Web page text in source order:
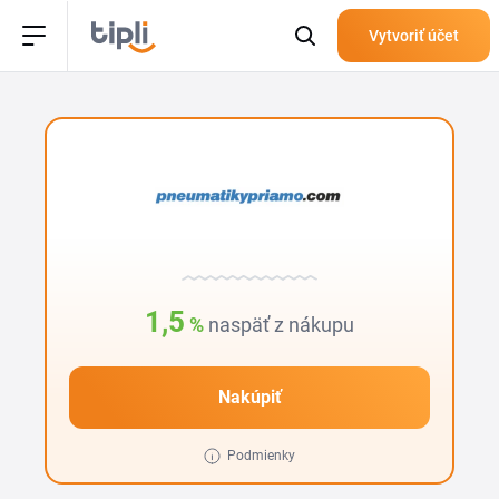
Vytvoriť účet
1,5 % naspäť z nákupu
Nakúpiť
Podmienky